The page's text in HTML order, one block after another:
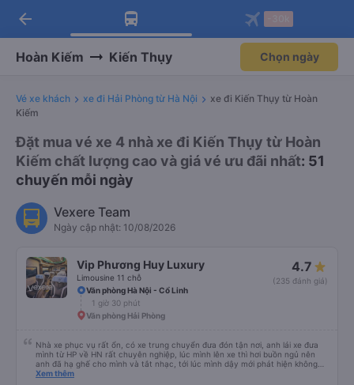
Tải app Vexere ngay!
Nhận ưu đãi thành viên độc
Mở app
Tải app Vexere
-30k/ghế khi đặt vé máy bay qua
Mở app
arrow_back
Hoàn Kiếm Kiến Thụy Chọn ngày
Vé xe khách xe đi Hải Phòng từ Hà Nội
xe đi Kiến Thụy từ Hoàn
Kiếm
Đặt mua vé xe 4 nhà xe đi Kiến Thụy từ Hoàn
Kiếm chất lượng cao và giá vé ưu đãi nhất: 51
chuyến mỗi ngày
Vexere Team
Ngày cập nhật: 10/08/2026
Vip Phương Huy Luxury
Limousine 11 chỗ
4.7
(235 đánh giá)
Văn phòng Hà Nội - Cổ Linh
1 giờ 30 phút
Văn phòng Hải Phòng
Nhà xe phục vụ rất ổn, có xe trung chuyển đưa đón tận nơi, anh lái xe đưa
mình từ HP về HN rất chuyên nghiệp, lúc mình lên xe thì hơi buồn ngủ nên
anh đã hạ ghế cho mình và tắt nhạc, tới lúc mình dậy mới phát hiện không
thấy điện thoại thì anh đã ngay lập tức gọi xe trung chuyển để tìm điện thoại
Xem thêm